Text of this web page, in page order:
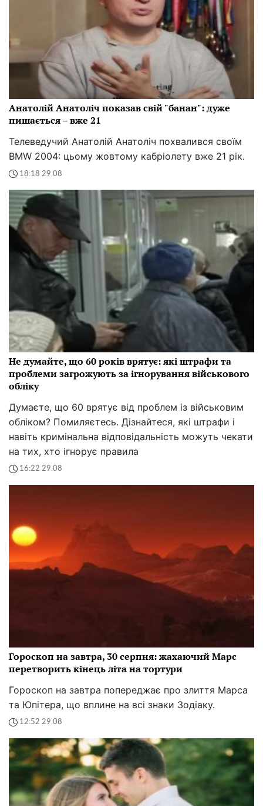
Анатолій Анатоліч показав свій "банан": дуже
пишається – вже 21
Телеведучий Анатолій Анатоліч похвалився своїм
BMW 2004: цьому жовтому кабріолету вже 21 рік.
18:18 29.08
Не думайте, що 60 років врятує: які штрафи та
проблеми загрожують за ігнорування військового
обліку
Думаєте, що 60 врятує від проблем із військовим
обліком? Помиляєтесь. Дізнайтеся, які штрафи і
навіть кримінальна відповідальність можуть чекати
на тих, хто ігнорує правила
16:22 29.08
Гороскоп на завтра, 30 серпня: жахаючий Марс
перетворить кінець літа на тортури
Гороскоп на завтра попереджає про злиття Марса
та Юпітера, що вплине на всі знаки Зодіаку.
12:52 29.08